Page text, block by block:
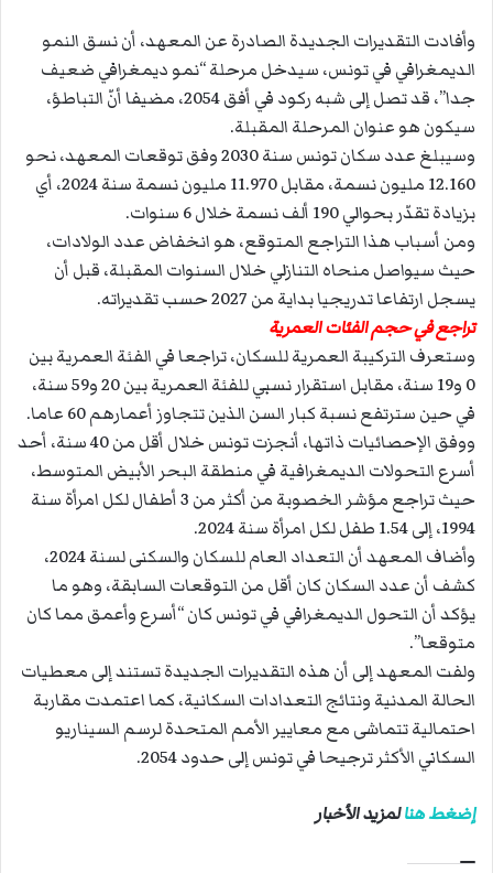
وأفادت التقديرات الجديدة الصادرة عن المعهد، أن نسق النمو
الديمغرافي في تونس، سيدخل مرحلة “نمو ديمغرافي ضعيف
جدا”، قد تصل إلى شبه ركود في أفق 2054، مضيفا أنّ التباطؤ،
سيكون هو عنوان المرحلة المقبلة.
وسيبلغ عدد سكان تونس سنة 2030 وفق توقعات المعهد، نحو
12.160 مليون نسمة، مقابل 11.970 مليون نسمة سنة 2024، أي
بزيادة تقدّر بحوالي 190 ألف نسمة خلال 6 سنوات.
ومن أسباب هذا التراجع المتوقع، هو انخفاض عدد الولادات،
حيث سيواصل منحاه التنازلي خلال السنوات المقبلة، قبل أن
يسجل ارتفاعا تدريجيا بداية من 2027 حسب تقديراته.
تراجع في حجم الفئات العمرية
وستعرف التركيبة العمرية للسكان، تراجعا في الفئة العمرية بين
0 و19 سنة، مقابل استقرار نسبي للفئة العمرية بين 20 و59 سنة،
في حين سترتفع نسبة كبار السن الذين تتجاوز أعمارهم 60 عاما.
ووفق الإحصائيات ذاتها، أنجزت تونس خلال أقل من 40 سنة، أحد
أسرع التحولات الديمغرافية في منطقة البحر الأبيض المتوسط،
حيث تراجع مؤشر الخصوبة من أكثر من 3 أطفال لكل امرأة سنة
1994، إلى 1.54 طفل لكل امرأة سنة 2024.
وأضاف المعهد أن التعداد العام للسكان والسكنى لسنة 2024،
كشف أن عدد السكان كان أقل من التوقعات السابقة، وهو ما
يؤكد أن التحول الديمغرافي في تونس كان “أسرع وأعمق مما كان
متوقعا”.
ولفت المعهد إلى أن هذه التقديرات الجديدة تستند إلى معطيات
الحالة المدنية ونتائج التعدادات السكانية، كما اعتمدت مقاربة
احتمالية تتماشى مع معايير الأمم المتحدة لرسم السيناريو
السكاني الأكثر ترجيحا في تونس إلى حدود 2054.
إضغط هنالمزيد الأخبار